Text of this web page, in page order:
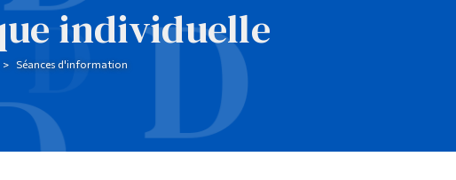
individuelle
Séances d'information